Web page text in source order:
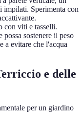
impilati. Sperimenta con
con viti e tasselli.
possa sostenere il peso
a evitare che l'acqua
e delle
per un giardino